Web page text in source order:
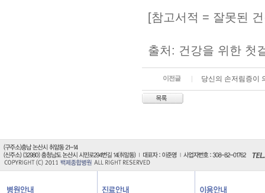
[참고서적 = 잘못된
출처: 건강을 위한 첫
이전글 당신의 손저림증이